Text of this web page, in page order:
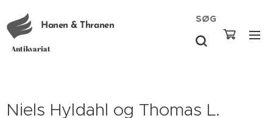
Hanen & Thranen
Antikvariat
SØG
Niels Hyldahl og Thomas L.